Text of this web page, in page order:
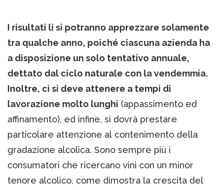
I risultati li si potranno apprezzare solamente
tra qualche anno, poiché ciascuna azienda ha
a disposizione un solo tentativo annuale,
dettato dal ciclo naturale con la vendemmia.
Inoltre, ci si deve attenere a tempi di
lavorazione molto lunghi (appassimento ed
affinamento), ed infine, si dovrà prestare
particolare attenzione al contenimento della
gradazione alcolica. Sono sempre più ​​i
consumatori che ricercano vini con un minor
tenore alcolico, come dimostra la crescita del